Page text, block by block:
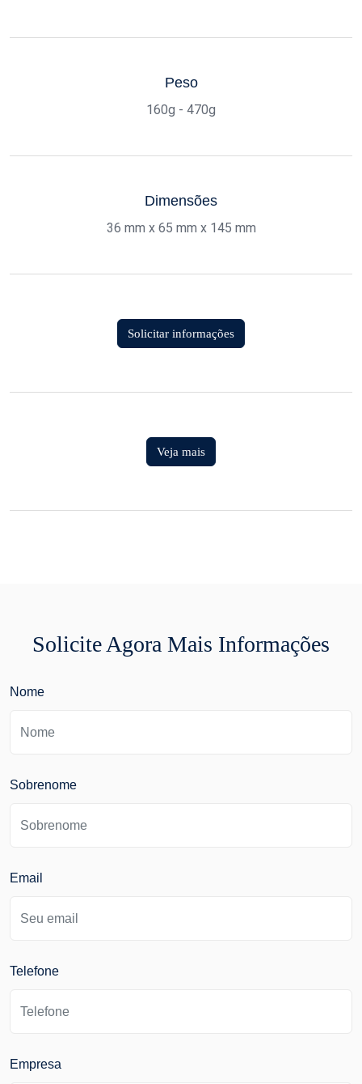
Peso
160g - 470g
Dimensões
36 mm x 65 mm x 145 mm
Solicitar informações
Veja mais
Solicite Agora Mais Informações
Nome
Sobrenome
Email
Telefone
Empresa